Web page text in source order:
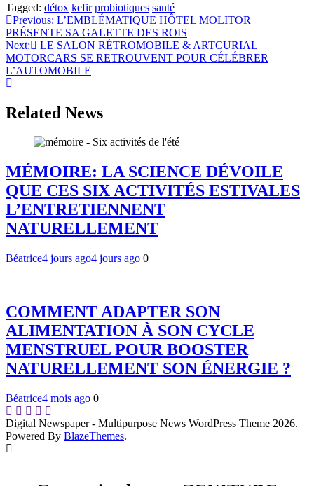
Tagged: détox kefir probiotiques santé
Navigation
de
l’article
Previous: L’EMBLÉMATIQUE HÔTEL MOLITOR
PRÉSENTE SA GALETTE DES ROIS
Next:
LE SALON RÉTROMOBILE & ARTCURIAL
MOTORCARS SE RETROUVENT POUR CÉLÉBRER
L’AUTOMOBILE
Related News
MÉMOIRE: LA SCIENCE DÉVOILE
QUE CES SIX ACTIVITÉS ESTIVALES
L’ENTRETIENNENT
NATURELLEMENT
Béatrice4 jours ago4 jours ago 0
COMMENT ADAPTER SON
ALIMENTATION À SON CYCLE
MENSTRUEL POUR BOOSTER
NATURELLEMENT SON ÉNERGIE ?
Béatrice4 mois ago 0
Digital Newspaper - Multipurpose News WordPress Theme 2026.
Powered By BlazeThemes.